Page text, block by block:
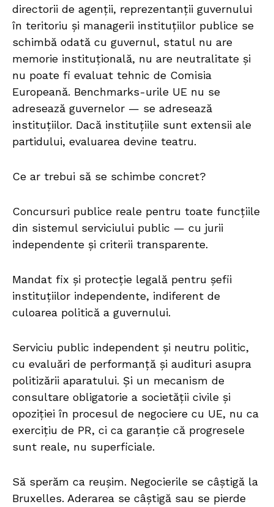
directorii de agenții, reprezentanții guvernului
în teritoriu și managerii instituțiilor publice se
schimbă odată cu guvernul, statul nu are
memorie instituțională, nu are neutralitate și
nu poate fi evaluat tehnic de Comisia
Europeană. Benchmarks-urile UE nu se
adresează guvernelor — se adresează
instituțiilor. Dacă instituțiile sunt extensii ale
partidului, evaluarea devine teatru.
Ce ar trebui să se schimbe concret?
Concursuri publice reale pentru toate funcțiile
din sistemul serviciului public — cu jurii
independente și criterii transparente.
Mandat fix și protecție legală pentru șefii
instituțiilor independente, indiferent de
culoarea politică a guvernului.
Serviciu public independent și neutru politic,
cu evaluări de performanță și audituri asupra
politizării aparatului. Și un mecanism de
consultare obligatorie a societății civile și
opoziției în procesul de negociere cu UE, nu ca
exercițiu de PR, ci ca garanție că progresele
sunt reale, nu superficiale.
Să sperăm ca reușim. Negocierile se câștigă la
Bruxelles. Aderarea se câștigă sau se pierde